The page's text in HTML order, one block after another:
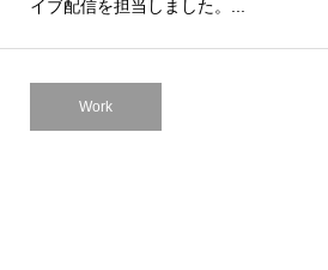
イブ配信を担当しました。...
Work